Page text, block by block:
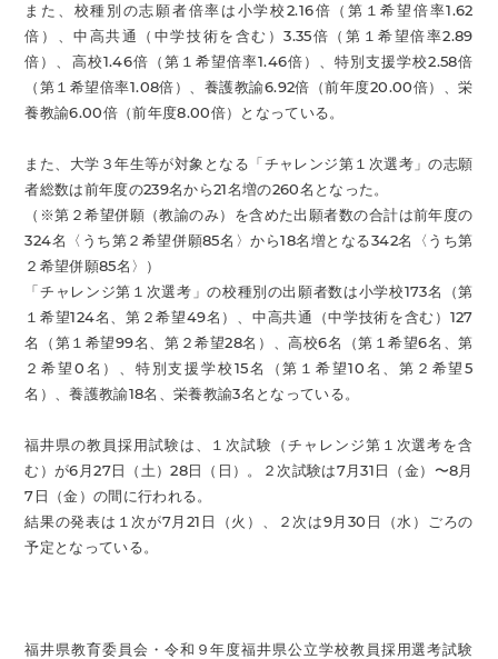
また、校種別の志願者倍率は小学校2.16倍（第１希望倍率1.62
倍）、中高共通（中学技術を含む）3.35倍（第１希望倍率2.89
倍）、高校1.46倍（第１希望倍率1.46倍）、特別支援学校2.58倍
（第１希望倍率1.08倍）、養護教諭6.92倍（前年度20.00倍）、栄
養教諭6.00倍（前年度8.00倍）となっている。
また、大学３年生等が対象となる「チャレンジ第１次選考」の志願
者総数は前年度の239名から21名増の260名となった。
（※第２希望併願（教諭のみ）を含めた出願者数の合計は前年度の
324名〈うち第２希望併願85名〉から18名増となる342名〈うち第
２希望併願85名〉）
「チャレンジ第１次選考」の校種別の出願者数は小学校173名（第
１希望124名、第２希望49名）、中高共通（中学技術を含む）127
名（第１希望99名、第２希望28名）、高校6名（第１希望6名、第
２希望0名）、特別支援学校15名（第１希望10名、第２希望5
名）、養護教諭18名、栄養教諭3名となっている。
福井県の教員採用試験は、１次試験（チャレンジ第１次選考を含
む）が6月27日（土）28日（日）。２次試験は7月31日（金）〜8月
7日（金）の間に行われる。
結果の発表は１次が7月21日（火）、２次は9月30日（水）ごろの
予定となっている。
福井県教育委員会・令和９年度福井県公立学校教員採用選考試験